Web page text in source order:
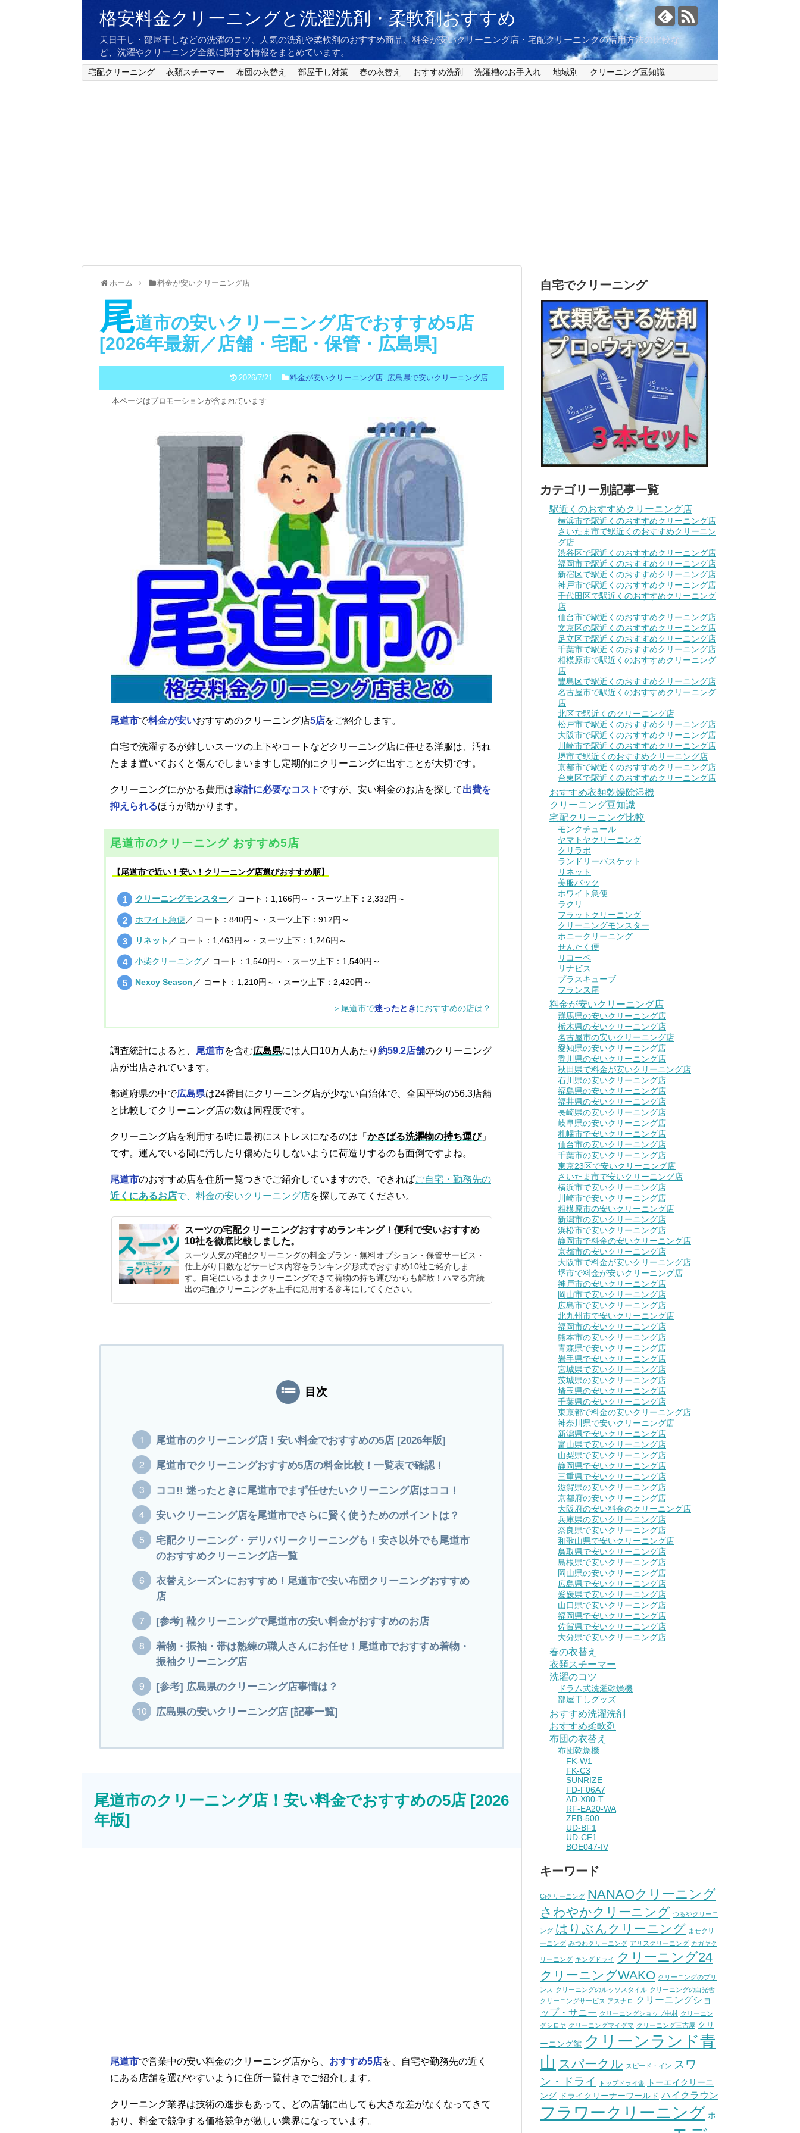
格安料金クリーニングと洗濯洗剤・柔軟剤おすすめ
天日干し・部屋干しなどの洗濯のコツ、人気の洗剤や柔軟剤のおすすめ商品、料金が安いクリーニング店・宅配クリーニングの活用方法の比較な
ど、洗濯やクリーニング全般に関する情報をまとめています。
宅配クリーニング 衣類スチーマー 布団の衣替え 部屋干し対策 春の衣替え おすすめ洗剤 洗濯槽のお手入れ 地域別 クリーニング豆知識
ホーム 料金が安いクリーニング店
尾道市の安いクリーニング店でおすすめ5店
[2026年最新／店舗・宅配・保管・広島県]
2026/7/21 料金が安いクリーニング店, 広島県で安いクリーニング店
本ページはプロモーションが含まれています
尾道市で料金が安いおすすめのクリーニング店5店をご紹介します。
自宅で洗濯するが難しいスーツの上下やコートなどクリーニング店に任せる洋服は、汚れ
たまま置いておくと傷んでしまいますし定期的にクリーニングに出すことが大切です。
クリーニングにかかる費用は家計に必要なコスト ですが、安い料金のお店を探して出費を
抑えられるほうが助かります。
尾道市のクリーニング おすすめ5店
【尾道市で近い！安い！クリーニング店選びおすすめ順】
クリーニングモンスター／ コート：1,166円～・スーツ上下：2,332円～
ホワイト急便 ／ コート：840円～・スーツ上下：912円～
リネット ／ コート：1,463円～・スーツ上下：1,246円～
小柴クリーニング／ コート：1,540円～・スーツ上下：1,540円～
Nexcy Season ／ コート：1,210円～・スーツ上下：2,420円～
＞尾道市で迷ったとき におすすめの店は？
調査統計によると、 尾道市を含む広島県には人口10万人あたり 約59.2店舗のクリーニング
店が出店されています。
都道府県の中で広島県は24番目にクリーニング店が少ない自治体で、全国平均の56.3店舗
と比較してクリーニング店の数は同程度です。
クリーニング店を利用する時に最初にストレスになるのは「 かさばる洗濯物の持ち運び」
です。運んでいる間に汚したり傷めたりしないように荷造りするのも面倒ですよね。
尾道市のおすすめ店を住所一覧つきでご紹介していますので、できればご自宅・勤務先の
近くにあるお店で、料金の安いクリーニング店を探してみてください。
スーツの宅配クリーニングおすすめランキング！便利で安いおすすめ
10社を徹底比較しました。
スーツ人気の宅配クリーニングの料金プラン・無料オプション・保管サービス・
仕上がり日数などサービス内容をランキング形式でおすすめ10社ご紹介しま
す。自宅にいるままクリーニングできて荷物の持ち運びからも解放！ハマる方続
出の宅配クリーニングを上手に活用する参考にしてください。
目次
尾道市のクリーニング店！安い料金でおすすめの5店 [2026年版]
尾道市でクリーニングおすすめ5店の料金比較！一覧表で確認！
ココ!! 迷ったときに尾道市でまず任せたいクリーニング店はココ！
安いクリーニング店を尾道市でさらに賢く使うためのポイントは？
宅配クリーニング・デリバリークリーニングも！安さ以外でも尾道市
のおすすめクリーニング店一覧
衣替えシーズンにおすすめ！尾道市で安い布団クリーニングおすすめ
店
[参考] 靴クリーニングで尾道市の安い料金がおすすめのお店
着物・振袖・帯は熟練の職人さんにお任せ！尾道市でおすすめ着物・
振袖クリーニング店
[参考] 広島県のクリーニング店事情は？
広島県の安いクリーニング店 [記事一覧]
尾道市のクリーニング店！安い料金でおすすめの5店 [2026
年版]
尾道市で営業中の安い料金のクリーニング店から、 おすすめ5店を、自宅や勤務先の近く
にある店舗を選びやすいように住所一覧付きでご紹介します。
クリーニング業界は技術の進歩もあって、どの店舗に出しても大きな差がなくなってきて
おり、料金で競争する価格競争が激しい業界になっています。
自宅でクリーニング
カテゴリー別記事一覧
駅近くのおすすめクリーニング店
横浜市で駅近くのおすすめクリーニング店
さいたま市で駅近くのおすすめクリーニン
グ店
渋谷区で駅近くのおすすめクリーニング店
福岡市で駅近くのおすすめクリーニング店
新宿区で駅近くのおすすめクリーニング店
神戸市で駅近くのおすすめクリーニング店
千代田区で駅近くのおすすめクリーニング
店
仙台市で駅近くのおすすめクリーニング店
文京区の駅近くのおすすめクリーニング店
足立区で駅近くのおすすめクリーニング店
千葉市で駅近くのおすすめクリーニング店
相模原市で駅近くのおすすめクリーニング
店
豊島区で駅近くのおすすめクリーニング店
名古屋市で駅近くのおすすめクリーニング
店
北区で駅近くのクリーニング店
松戸市で駅近くのおすすめクリーニング店
大阪市で駅近くのおすすめクリーニング店
川崎市で駅近くのおすすめクリーニング店
堺市で駅近くのおすすめクリーニング店
京都市で駅近くのおすすめクリーニング店
台東区で駅近くのおすすめクリーニング店
おすすめ衣類乾燥除湿機
クリーニング豆知識
宅配クリーニング比較
モンクチュール
ヤマトヤクリーニング
クリラボ
ランドリーバスケット
リネット
美服パック
ホワイト急便
ラクリ
フラットクリーニング
クリーニングモンスター
ポニークリーニング
せんたく便
リコーベ
リナビス
プラスキューブ
フランス屋
料金が安いクリーニング店
群馬県の安いクリーニング店
栃木県の安いクリーニング店
名古屋市の安いクリーニング店
愛知県の安いクリーニング店
香川県の安いクリーニング店
秋田県で料金が安いクリーニング店
石川県の安いクリーニング店
福島県の安いクリーニング店
福井県の安いクリーニング店
長崎県の安いクリーニング店
岐阜県の安いクリーニング店
札幌市で安いクリーニング店
仙台市の安いクリーニング店
千葉市の安いクリーニング店
東京23区で安いクリーニング店
さいたま市で安いクリーニング店
横浜市で安いクリーニング店
川崎市で安いクリーニング店
相模原市の安いクリーニング店
新潟市の安いクリーニング店
浜松市で安いクリーニング店
静岡市で料金の安いクリーニング店
京都市の安いクリーニング店
大阪市で料金が安いクリーニング店
堺市で料金が安いクリーニング店
神戸市の安いクリーニング店
岡山市で安いクリーニング店
広島市で安いクリーニング店
北九州市で安いクリーニング店
福岡市の安いクリーニング店
熊本市の安いクリーニング店
青森県で安いクリーニング店
岩手県で安いクリーニング店
宮城県で安いクリーニング店
茨城県の安いクリーニング店
埼玉県の安いクリーニング店
千葉県の安いクリーニング店
東京都で料金の安いクリーニング店
神奈川県で安いクリーニング店
新潟県で安いクリーニング店
富山県で安いクリーニング店
山梨県で安いクリーニング店
静岡県で安いクリーニング店
三重県で安いクリーニング店
滋賀県の安いクリーニング店
京都府の安いクリーニング店
大阪府の安い料金のクリーニング店
兵庫県の安いクリーニング店
奈良県で安いクリーニング店
和歌山県で安いクリーニング店
鳥取県で安いクリーニング店
島根県で安いクリーニング店
岡山県の安いクリーニング店
広島県で安いクリーニング店
愛媛県で安いクリーニング店
山口県で安いクリーニング店
福岡県で安いクリーニング店
佐賀県で安いクリーニング店
大分県で安いクリーニング店
春の衣替え
衣類スチーマー
洗濯のコツ
ドラム式洗濯乾燥機
部屋干しグッズ
おすすめ洗濯洗剤
おすすめ柔軟剤
布団の衣替え
布団乾燥機
FK-W1
FK-C3
SUNRIZE
FD-F06A7
AD-X80-T
RF-EA20-WA
ZFB-500
UD-BF1
UD-CF1
BOE047-IV
キーワード
Ciクリーニング NANAOクリーニング
さわやかクリーニング つるやクリーニ
ング はりぶんクリーニング ませクリ
ーニング みつわクリーニング アリスクリーニング カガヤク
リーニング キングドライ クリーニング24
クリーニングWAKO クリーニングのプリ
ンス クリーニングのルッソスタイル クリーニングの白光舎
クリーニングサービス アスナロ
クリーニングショ
ップ・サニー クリーニングショップ中村 クリーニン
グシロヤ クリーニングマイグマ クリーニング三吉屋 クリ
ーニング館 クリーンランド青
山 スパークル スピード・イン スワ
ン・ドライ
トップドライ舎
トーエイクリーニ
ング ドライクリーナーワールド ハイクラウン
フラワークリーニング ホ